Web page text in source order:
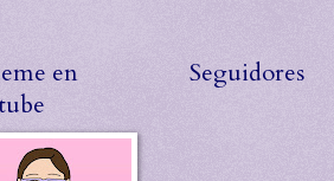
en
Seguidores